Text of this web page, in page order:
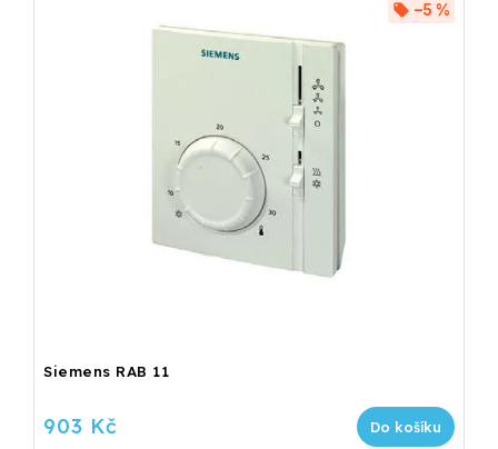
Siemens RAB 11
–5 %
903 Kč Do košíku